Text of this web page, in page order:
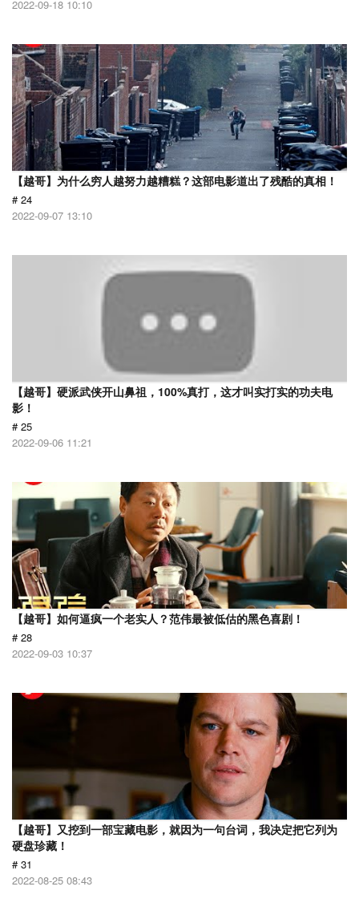
2022-09-18 10:10
【越哥】为什么穷人越努力越糟糕？这部电影道出了残酷的真相！
# 24
2022-09-07 13:10
【越哥】硬派武侠开山鼻祖，100%真打，这才叫实打实的功夫电
影！
# 25
2022-09-06 11:21
【越哥】如何逼疯一个老实人？范伟最被低估的黑色喜剧！
# 28
2022-09-03 10:37
【越哥】又挖到一部宝藏电影，就因为一句台词，我决定把它列为
硬盘珍藏！
# 31
2022-08-25 08:43